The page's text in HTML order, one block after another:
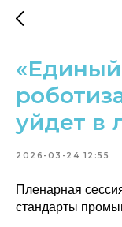
уйдет в
2026-03-24 12:55
Пленарная
стандарты